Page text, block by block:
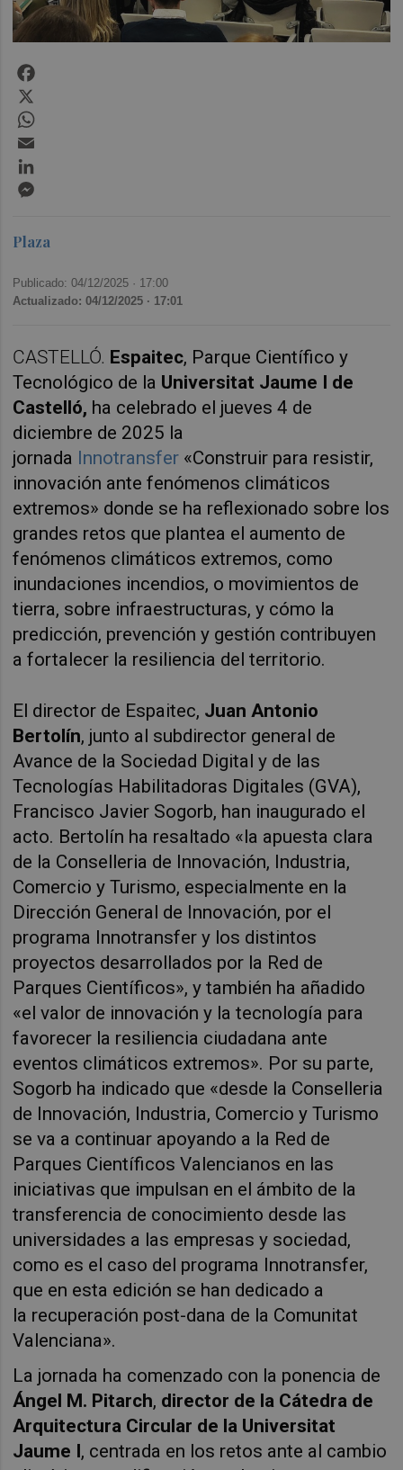
Plaza
Publicado: 04/12/2025 · 17:00
Actualizado: 04/12/2025 · 17:01
CASTELLÓ. Espaitec, Parque Científico y
Tecnológico de la Universitat Jaume I de
Castelló, ha celebrado el jueves 4 de
diciembre de 2025 la
jornada Innotransfer «Construir para resistir,
innovación ante fenómenos climáticos
extremos» donde se ha reflexionado sobre los
grandes retos que plantea el aumento de
fenómenos climáticos extremos, como
inundaciones incendios, o movimientos de
tierra, sobre infraestructuras, y cómo la
predicción, prevención y gestión contribuyen
a fortalecer la resiliencia del territorio.
El director de Espaitec, Juan Antonio
Bertolín, junto al subdirector general de
Avance de la Sociedad Digital y de las
Tecnologías Habilitadoras Digitales (GVA),
Francisco Javier Sogorb, han inaugurado el
acto. Bertolín ha resaltado «la apuesta clara
de la Conselleria de Innovación, Industria,
Comercio y Turismo, especialmente en la
Dirección General de Innovación, por el
programa Innotransfer y los distintos
proyectos desarrollados por la Red de
Parques Científicos», y también ha añadido
«el valor de innovación y la tecnología para
favorecer la resiliencia ciudadana ante
eventos climáticos extremos». Por su parte,
Sogorb ha indicado que «desde la Conselleria
de Innovación, Industria, Comercio y Turismo
se va a continuar apoyando a la Red de
Parques Científicos Valencianos en las
iniciativas que impulsan en el ámbito de la
transferencia de conocimiento desde las
universidades a las empresas y sociedad,
como es el caso del programa Innotransfer,
que en esta edición se han dedicado a
la recuperación post-dana de la Comunitat
Valenciana».
La jornada ha comenzado con la ponencia de
Ángel M. Pitarch, director de la Cátedra de
Arquitectura Circular de la Universitat
Jaume I, centrada en los retos ante al cambio